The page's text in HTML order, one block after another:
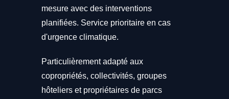
mesure avec des interventions
planifiées. Service prioritaire en cas
d'urgence climatique.
Particulièrement adapté aux
copropriétés, collectivités, groupes
hôteliers et propriétaires de parcs